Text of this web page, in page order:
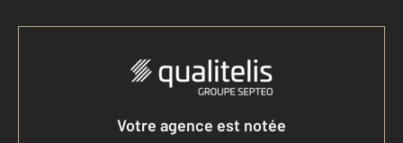
Votre agence est notée